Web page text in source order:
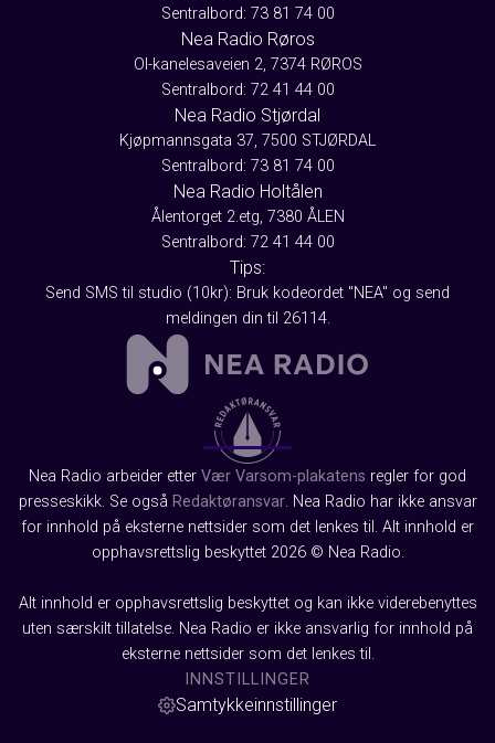
Sentralbord: 73 81 74 00
Nea Radio Røros
Ol-kanelesaveien 2, 7374 RØROS
Sentralbord: 72 41 44 00
Nea Radio Stjørdal
Kjøpmannsgata 37, 7500 STJØRDAL
Sentralbord: 73 81 74 00
Nea Radio Holtålen
Ålentorget 2.etg, 7380 ÅLEN
Sentralbord: 72 41 44 00
Tips:
Send SMS til studio (10kr): Bruk kodeordet "NEA" og send
meldingen din til 26114.
Nea Radio arbeider etter Vær Varsom-plakatens regler for god
presseskikk. Se også Redaktøransvar. Nea Radio har ikke ansvar
for innhold på eksterne nettsider som det lenkes til. Alt innhold er
opphavsrettslig beskyttet 2026 © Nea Radio.
Alt innhold er opphavsrettslig beskyttet og kan ikke viderebenyttes
uten særskilt tillatelse. Nea Radio er ikke ansvarlig for innhold på
eksterne nettsider som det lenkes til.
INNSTILLINGER
Samtykkeinnstillinger